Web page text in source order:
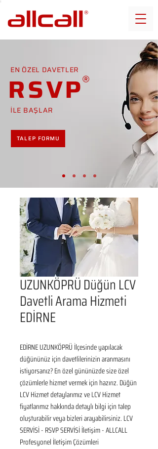
EN ÖZEL DAVETLER
RSVP
İLE BAŞLAR
TALEP FORMU
UZUNKÖPRÜ Düğün LCV
Davetli Arama Hizmeti
EDİRNE
EDİRNE UZUNKÖPRÜ İlçesinde yapılacak
düğününüz için davetlilerinizin aranmasını
istiyorsanız? En özel gününüzde size özel
çözümlerle hizmet vermek için hazırız. Düğün
LCV Hizmet detaylarımız ve LCV Hizmet
fiyatlarımız hakkında detaylı bilgi için talep
oluşturabilir veya bizleri arayabilirsiniz. LCV
SERVİSİ - RSVP SERVİSİ İletişim - ALLCALL
Profesyonel İletişim Çözümleri